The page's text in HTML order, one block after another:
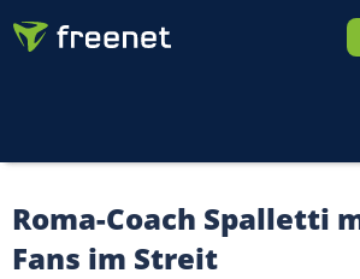
Roma-Coach Spalletti
Fans im Streit